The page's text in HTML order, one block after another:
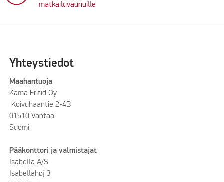
matkailuvaunuille
Yhteystiedot
Maahantuoja
Kama Fritid Oy
Koivuhaantie 2-4B
01510 Vantaa
Suomi
Pääkonttori ja valmistajat
Isabella A/S
Isabellahøj 3